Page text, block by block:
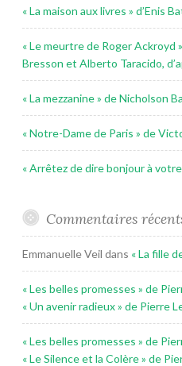
« La maison aux livres » d’Enis
« Le meurtre de Roger Ackroyd
Bresson et Alberto Taracido,
« La mezzanine » de Nicholson
« Notre-Dame de Paris » de
« Arrêtez de dire bonjour à
Commentaires
Emmanuelle Veil dans « La fille
« Les belles promesses » de
« Un avenir radieux » de Pierre
« Les belles promesses » de
« Le Silence et la Colère » de